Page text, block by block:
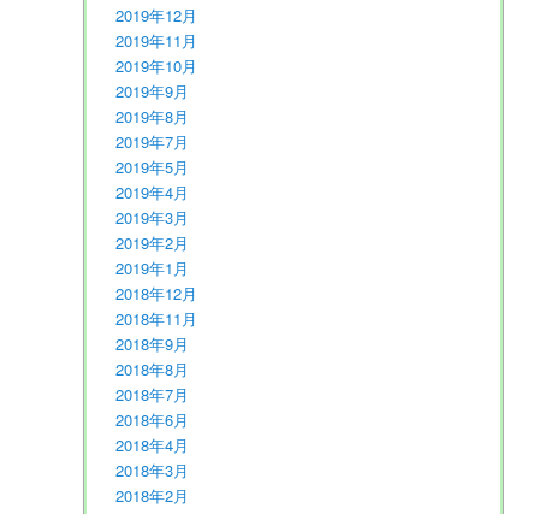
2019年12月
2019年11月
2019年10月
2019年9月
2019年8月
2019年7月
2019年5月
2019年4月
2019年3月
2019年2月
2019年1月
2018年12月
2018年11月
2018年9月
2018年8月
2018年7月
2018年6月
2018年4月
2018年3月
2018年2月